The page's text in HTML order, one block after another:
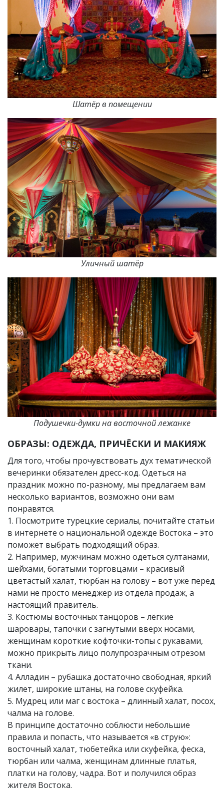
Шатёр в помещении
Уличный шатёр
Подушечки-думки на восточной лежанке
ОБРАЗЫ: ОДЕЖДА, ПРИЧЁСКИ И МАКИЯЖ
Для того, чтобы прочувствовать дух тематической
вечеринки обязателен дресс-код. Одеться на
праздник можно по-разному, мы предлагаем вам
несколько вариантов, возможно они вам
понравятся.
1. Посмотрите турецкие сериалы, почитайте статьи
в интернете о национальной одежде Востока – это
поможет выбрать подходящий образ.
2. Например, мужчинам можно одеться султанами,
шейхами, богатыми торговцами – красивый
цветастый халат, тюрбан на голову – вот уже перед
нами не просто менеджер из отдела продаж, а
настоящий правитель.
3. Костюмы восточных танцоров – лёгкие
шаровары, тапочки с загнутыми вверх носами,
женщинам короткие кофточки-топы с рукавами,
можно прикрыть лицо полупрозрачным отрезом
ткани.
4. Алладин – рубашка достаточно свободная, яркий
жилет, широкие штаны, на голове скуфейка.
5. Мудрец или маг с востока – длинный халат, посох,
чалма на голове.
В принципе достаточно соблюсти небольшие
правила и попасть, что называется «в струю»:
восточный халат, тюбетейка или скуфейка, феска,
тюрбан или чалма, женщинам длинные платья,
платки на голову, чадра. Вот и получился образ
жителя Востока.